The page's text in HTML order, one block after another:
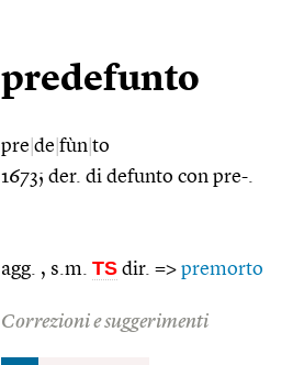
predefunto
pre de fùn to
1673; der. di defunto con pre-.
agg. , s.m. TS dir. => premorto
Correzioni e suggerimenti